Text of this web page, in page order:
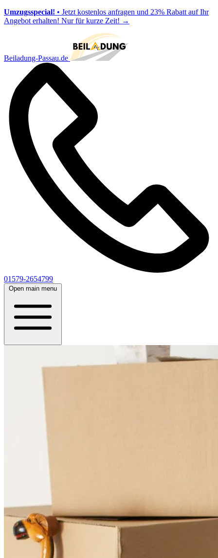
Umzugsspecial! • Jetzt kostenlos anfragen und 23% Rabatt auf Ihr
Angebot erhalten! Nur für kurze Zeit! →
Beiladung-Passau.de
01579-2654799
Open main menu